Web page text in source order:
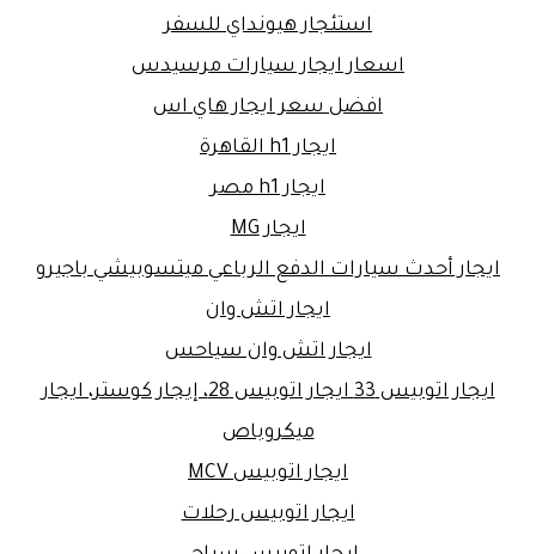
استئجار هيونداي للسفر
اسعار ايجار سيارات مرسيدس
افضل سعر ايجار هاي اس
ايجار h1 القاهرة
ايجار h1 مصر
ايجار MG
ايجار أحدث سيارات الدفع الرباعي ميتسوبيشي باجيرو
ايجار اتش وان
ايجار اتش وان سياحس
ايجار اتوبيس 33 ايجار اتوبيس 28، إيجار كوستر، ايجار
ميكروباص
ايجار اتوبيس MCV
ايجار اتوبيس رحلات